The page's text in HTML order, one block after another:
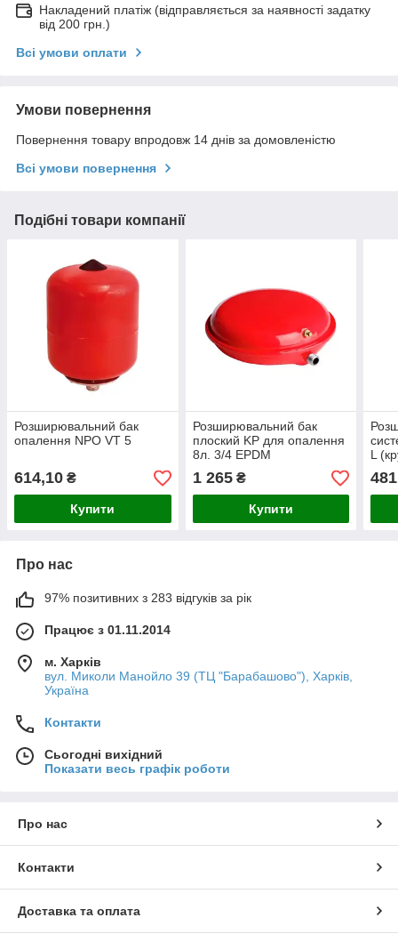
Накладений платіж (відправляється за наявності задатку
від 200 грн.)
Всі умови оплати
Умови повернення
Повернення товару впродовж 14 днів за домовленістю
Всі умови повернення
Подібні товари компанії
Розширювальний бак
опалення NPO VT 5
614,10 ₴
Купити
Розширювальний бак
плоский KP для опалення
8л. 3/4 EPDM
1 265₴
Купити
L
Про нас
97% позитивних з 283 відгуків за рік
Працює з 01.11.2014
м. Харків
вул. Миколи Манойло 39 (ТЦ "Барабашово"), Харків,
Україна
Контакти
Сьогодні вихідний
Показати весь графік роботи
Про нас
Контакти
Доставка та оплата